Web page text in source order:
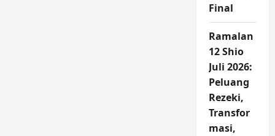
Final
Ramalan
12 Shio
Juli 2026:
Peluang
Rezeki,
Transfor
masi,